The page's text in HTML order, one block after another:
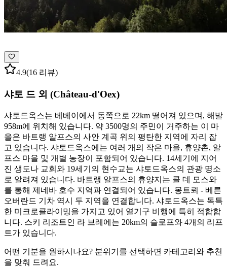
4.9(16 리뷰)
샤토 드 외 (Château-d'Oex)
샤토드옥스는 베베이에서 동쪽으로 22km 떨어져 있으며, 해발
958m에 위치해 있습니다. 약 3500명의 주민이 거주하는 이 마
을은 바트랭 알프스의 사안 계곡 위의 평탄한 지역에 자리 잡
고 있습니다. 샤토드옥스에는 여러 개의 작은 마을, 휴양촌, 알
프스 마을 및 개별 농장이 포함되어 있습니다. 14세기에 지어
진 생도나 교회와 19세기의 현수교는 샤토드옥스의 관광 명소
로 알려져 있습니다. 바트랭 알프스의 휴양지는 콜 데 모스와
를 통해 제네바 호수 지역과 연결되어 있습니다. 몽트뢰 - 베른
오버란드 기차 역시 두 지역을 연결합니다. 샤토드옥스는 독특
한 미크로클라이밍을 가지고 있어 열기구 비행에 특히 적합합
니다. 스키 리조트인 라 브레에는 20km의 슬로프와 4개의 리프
트가 있습니다.
어떤 기분을 원하시나요? 분위기를 선택하면 카테고리와 추천
을 맞춰 드려요.